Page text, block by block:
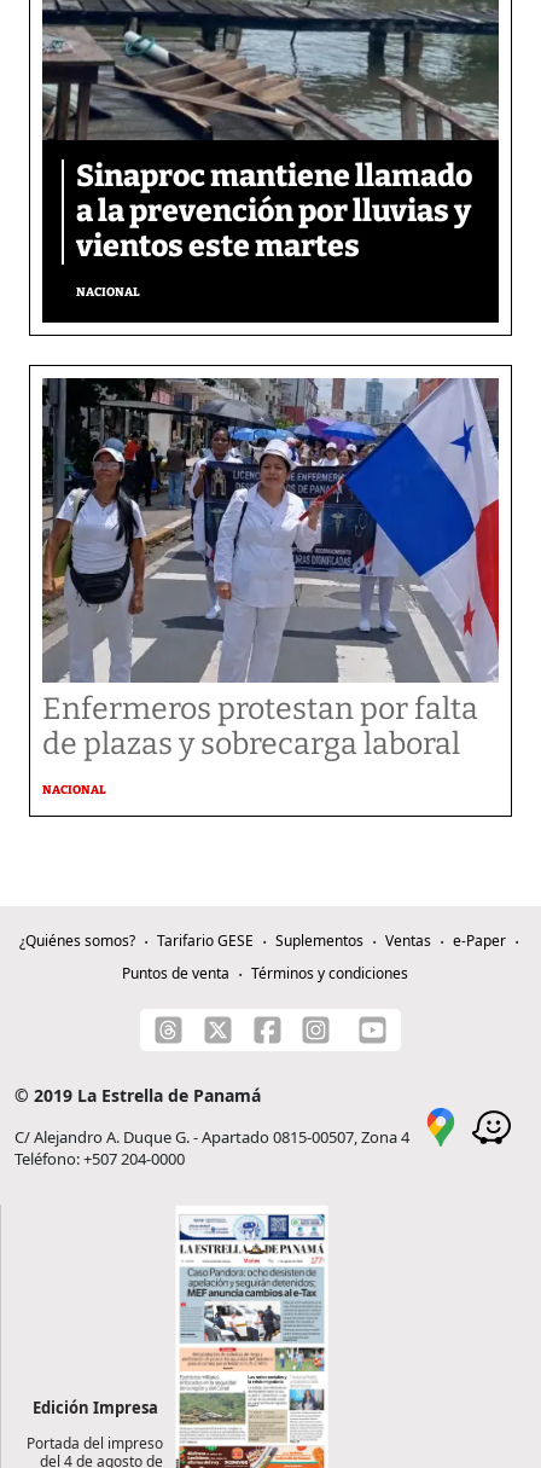
Sinaproc mantiene llamado
a la prevención por lluvias y
vientos este martes
NACIONAL
Enfermeros protestan por falta
de plazas y sobrecarga laboral
NACIONAL
¿Quiénes somos? Tarifario GESE Suplementos Ventas
e-Paper
Puntos de venta
Términos y condiciones
© 2019 La Estrella de Panamá
C/ Alejandro A. Duque G. - Apartado 0815-00507, Zona 4
Teléfono: +507 204-0000
Edición Impresa
Portada del impreso
del 4 de agosto de